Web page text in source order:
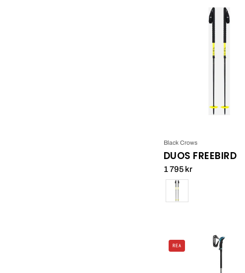
Duos
Freebird
DUOS FREEBIRD
Black Crows
1 795 kr
Färg
Leki
Guide
REA